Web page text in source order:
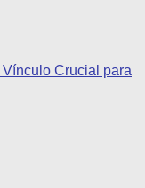
Crucial para